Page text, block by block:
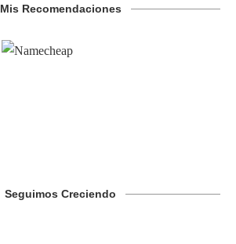
Mis Recomendaciones
Seguimos Creciendo